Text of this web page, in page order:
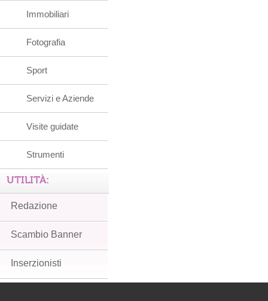
Immobiliari
Fotografia
Sport
Servizi e Aziende
Visite guidate
Strumenti
UTILITÀ:
Redazione
Scambio Banner
Inserzionisti